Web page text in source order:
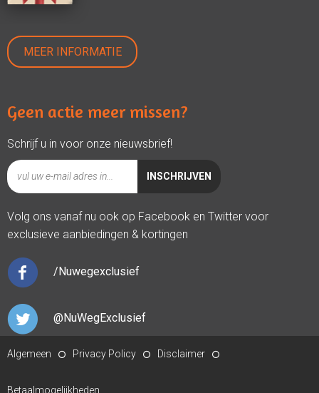
MEER INFORMATIE
Geen actie meer missen?
Schrijf u in voor onze nieuwsbrief!
Volg ons vanaf nu ook op Facebook en Twitter voor
exclusieve aanbiedingen & kortingen
/Nuwegexclusief
@NuWegExclusief
Algemeen Privacy Policy Disclaimer
Betaalmogelijkheden